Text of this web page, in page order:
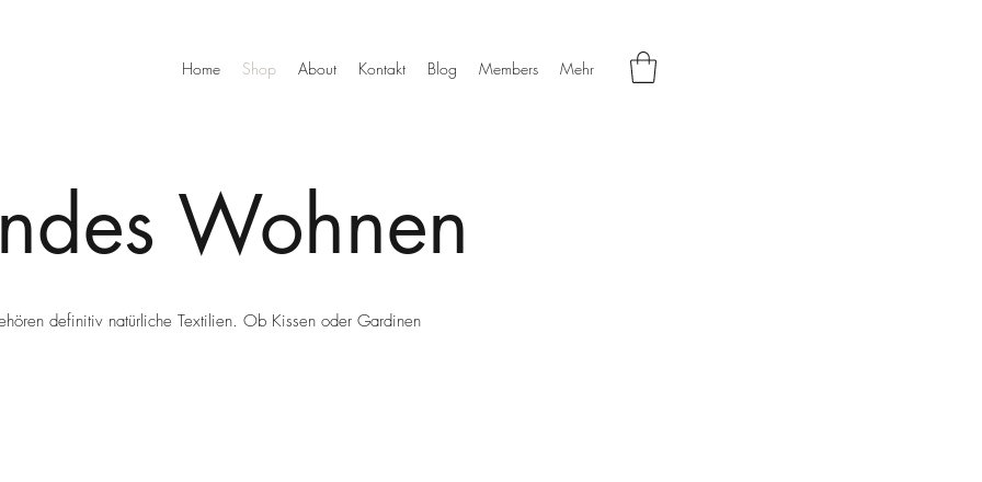
Home Shop About Kontakt Blog Members Mehr
Wohnen
definitiv natürliche Textilien. Ob Kissen oder Gardinen